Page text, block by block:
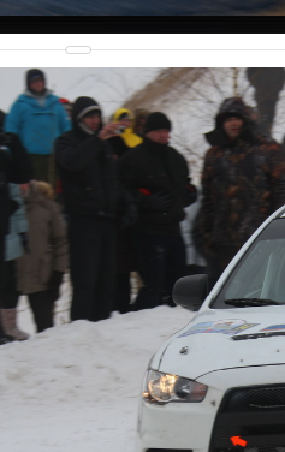
Партнеры Фото Видео